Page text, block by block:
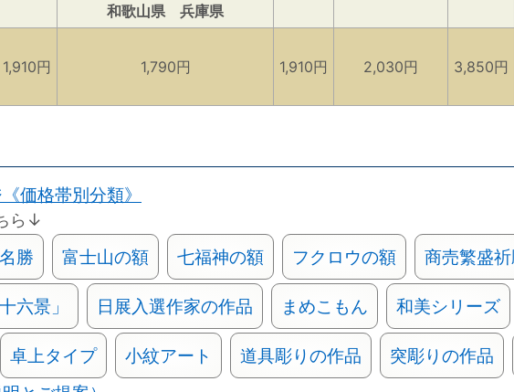
和歌山県 兵庫県
1,910円 1,790円 1,910円 2,030円 3,850円
価格帯別分類》
ら↓
勝 富士山の額 七福神の額 フクロウの額 商売繁盛
六景」 日展入選作家の作品 まめこもん 和美シリーズ
卓上タイプ 小紋アート 道具彫りの作品 突彫りの作品